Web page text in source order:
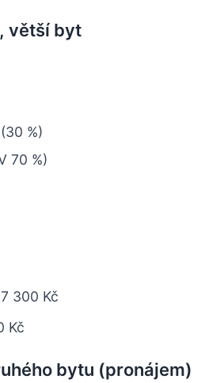
větší byt
%)
70 %)
300 Kč
Kč
bytu (pronájem)